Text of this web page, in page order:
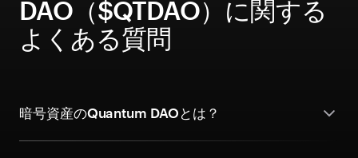
DAO（$QTDAO）に関する
よくある質問
暗号資産のQuantum DAOとは？